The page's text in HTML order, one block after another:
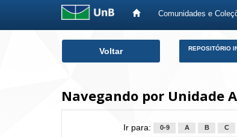
Comunidades e
Voltar REPOSITÓRIO
Navegando por Unidade
Ir para: 0-9 A B C